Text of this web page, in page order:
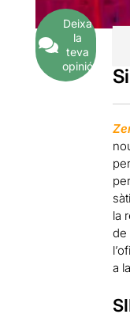
Deixa
la
teva
opinió
la
de
a